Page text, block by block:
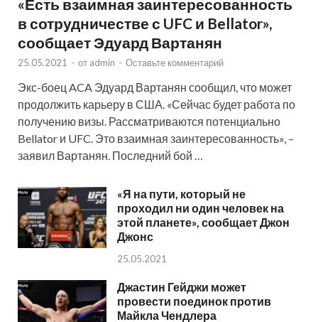
«Есть взаимная заинтересованность
в сотрудничестве с UFC и Bellator»,
сообщает Эдуард Вартанян
25.05.2021 - от admin - Оставьте комментарий
Экс-боец ACA Эдуард Вартанян сообщил, что может
продолжить карьеру в США. «Сейчас будет работа по
получению визы. Рассматриваются потенциально
Bellator и UFC. Это взаимная заинтересованность», –
заявил Вартанян. Последний бой …
«Я на пути, который не
проходил ни один человек на
этой планете», сообщает Джон
Джонс
25.05.2021
Джастин Гейджи может
провести поединок против
Майкла Чендлера